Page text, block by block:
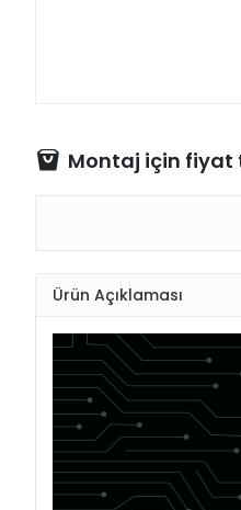
Montaj için fiyat
Ürün Açıklaması